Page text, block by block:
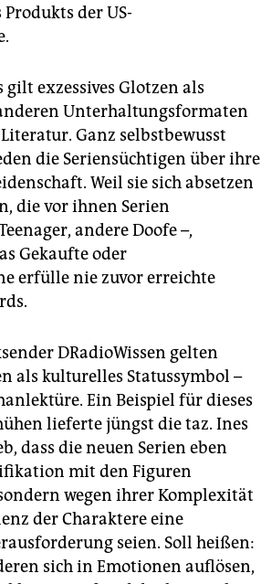
der US-
exzessives Glotzen als
Unterhaltungsformaten
Ganz selbstbewusst
die Seriensüchtigen über ihre
Weil sie sich absetzen
die vor ihnen Serien
andere Doofe –,
Gekaufte oder
erfülle nie zuvor erreichte
DRadioWissen gelten
als kulturelles Statussymbol –
Ein Beispiel für dieses
lieferte jüngst die taz. Ines
dass die neuen Serien eben
mit den Figuren
wegen ihrer Komplexität
der Charaktere eine
seien. Soll heißen:
sich in Emotionen auflösen,